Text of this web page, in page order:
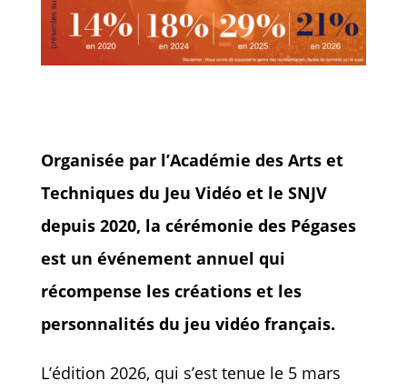
Organisée par l’Académie des Arts et
Techniques du Jeu Vidéo et le SNJV
depuis 2020, la cérémonie des Pégases
est un événement annuel qui
récompense les créations et les
personnalités du jeu vidéo français.
L’édition 2026, qui s’est tenue le 5 mars